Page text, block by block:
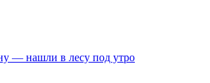
— нашли в лесу под утро